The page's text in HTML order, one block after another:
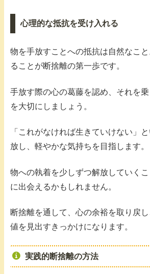
心理的な抵抗を受け入れる
物を手放すことへの抵抗は自然なこ
ることが断捨離の第一歩です。
手放す際の心の葛藤を認め、それを
を大切にしましょう。
「これがなければ生きていけない」
放し、軽やかな気持ちを目指します。
物への執着を少しずつ解放していく
に出会えるかもしれません。
断捨離を通して、心の余裕を取り戻
値を見出すきっかけになります。
実践的断捨離の方法